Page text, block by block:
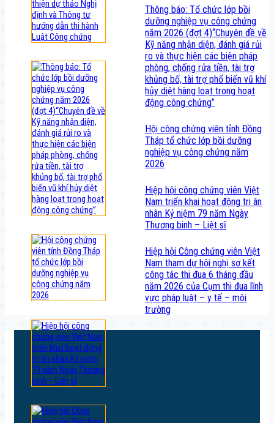
Thông báo: Tổ chức lớp bồi
dưỡng nghiệp vụ công chứng
năm 2026 (đợt 4)“Chuyên đề về
Kỹ năng nhận diện, đánh giá rủi
ro và thực hiện các biện pháp
phòng, chống rửa tiền, tài trợ
khủng bố, tài trợ phổ biến vũ khí
hủy diệt hàng loạt trong hoạt
động công chứng”
Hội công chứng viên tỉnh Đồng
Tháp tổ chức lớp bồi dưỡng
nghiệp vụ công chứng năm
2026
Hiệp hội công chứng viên Việt
Nam triển khai hoạt động tri ân
nhân Kỷ niệm 79 năm Ngày
Thương binh – Liệt sĩ
Hiệp hội Công chứng viên Việt
Nam tham dự hội nghị sơ kết
công tác thi đua 6 tháng đầu
năm 2026 của Cụm thi đua lĩnh
vực pháp luật – y tế – môi
trường